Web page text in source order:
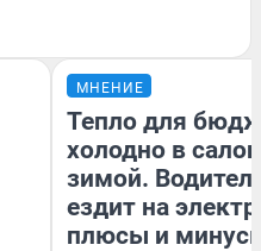
МНЕНИЕ
Тепло для
холодно в
зимой.
ездит на
плюсы и